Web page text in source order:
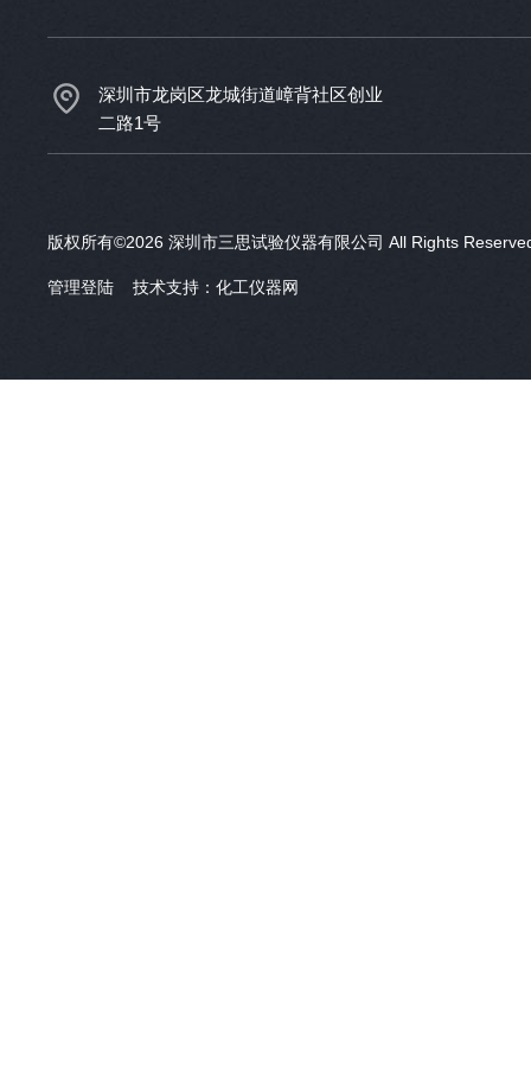
深圳市龙岗区龙城街道嶂背社区创业
二路1号
版权所有©2026 深圳市三思试验仪器有限公司 All Rights
管理登陆 技术支持： 化工仪器网